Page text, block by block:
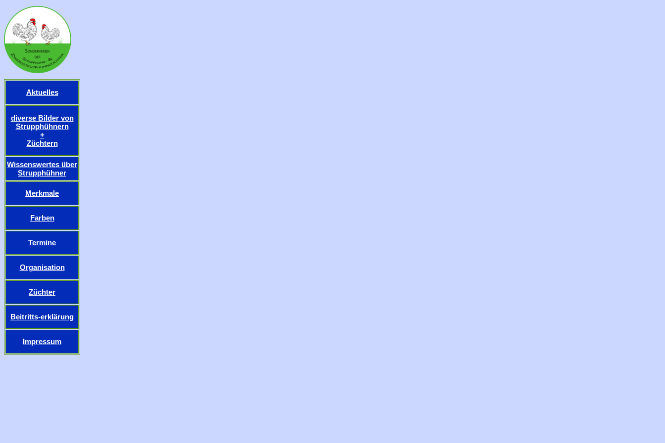
Aktuelles
diverse Bilder von
Strupphühnern
+
Züchtern
Wissenswertes über
Strupphühner
Merkmale
Farben
Termine
Organisation
Züchter
Beitritts-erklärung
Impressum